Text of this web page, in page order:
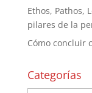
Ethos, Pathos,
pilares de la
Cómo concluir
Categorías